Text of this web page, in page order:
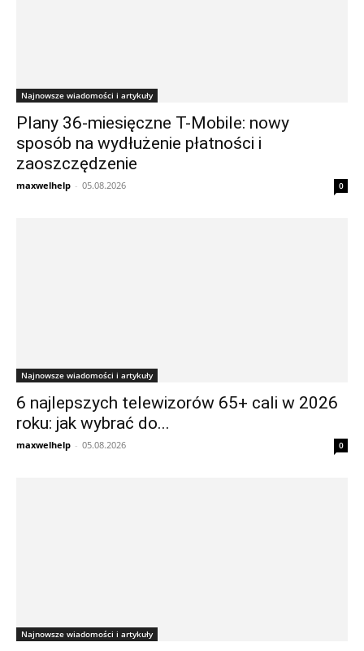
Najnowsze wiadomości i artykuły
Plany 36-miesięczne T-Mobile: nowy
sposób na wydłużenie płatności i
zaoszczędzenie
maxwelhelp - 05.08.2026 0
Najnowsze wiadomości i artykuły
6 najlepszych telewizorów 65+ cali w 2026
roku: jak wybrać do...
maxwelhelp - 05.08.2026 0
Najnowsze wiadomości i artykuły